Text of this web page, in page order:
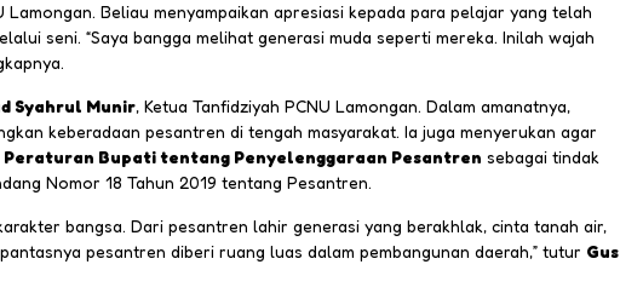
Beliau menyampaikan apresiasi kepada para pelajar yang telah
seni. “Saya bangga melihat generasi muda seperti mereka. Inilah wajah
Syahrul Munir, Ketua Tanfidziyah PCNU Lamongan. Dalam amanatnya,
keberadaan pesantren di tengah masyarakat. Ia juga menyerukan agar
Peraturan Bupati tentang Penyelenggaraan Pesantren sebagai tindak
Nomor 18 Tahun 2019 tentang Pesantren.
bangsa. Dari pesantren lahir generasi yang berakhlak, cinta tanah air,
pesantren diberi ruang luas dalam pembangunan daerah,” tutur Gus